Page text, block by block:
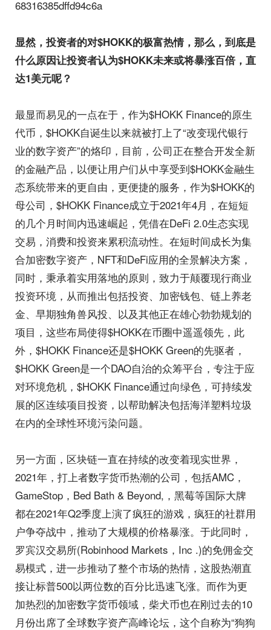
68316385dffd94c6a
显然，投资者的对$HOKK的极富热情，那么，到底是
什么原因让投资者认为$HOKK未来或将暴涨百倍，直
达1美元呢？
最显而易见的一点在于，作为$HOKK Finance的原生
代币，$HOKK自诞生以来就被打上了“改变现代银行
业的数字资产”的烙印，目前，公司正在整合开发全新
的金融产品，以便让用户们从中享受到$HOKK金融生
态系统带来的更自由，更便捷的服务，作为$HOKK的
母公司，$HOKK Finance成立于2021年4月，在短短
的几个月时间内迅速崛起，凭借在DeFi 2.0生态实现
交易，消费和投资来累积流动性。在短时间成长为集
合加密数字资产，NFT和DeFi应用的全景解决方案，
同时，秉承着实用落地的原则，致力于颠覆现行商业
投资环境，从而推出包括投资、加密钱包、链上养老
金、早期独角兽风投、以及其他正在雄心勃勃规划的
项目，这些布局使得$HOKK在币圈中遥遥领先，此
外，$HOKK Finance还是$HOKK Green的先驱者，
$HOKK Green是一个DAO自治的众筹平台，专注于应
对环境危机，$HOKK Finance通过向绿色，可持续发
展的区连续项目投资，以帮助解决包括海洋塑料垃圾
在内的全球性环境污染问题。
另一方面，区块链一直在持续的改变着现实世界，
2021年，打上者数字货币热潮的公司，包括AMC，
GameStop，Bed Bath & Beyond,，黑莓等国际大牌
都在2021年Q2季度上演了疯狂的游戏，疯狂的社群用
户争夺战中，推动了大规模的价格暴涨。于此同时，
罗宾汉交易所(Robinhood Markets，Inc .)的免佣金交
易模式，进一步推动了整个市场的热情，这股热潮直
接让标普500以两位数的百分比迅速飞涨。而作为更
加热烈的加密数字货币领域，柴犬币也在刚过去的10
月份出席了全球数字资产高峰论坛，这个自称为“狗狗